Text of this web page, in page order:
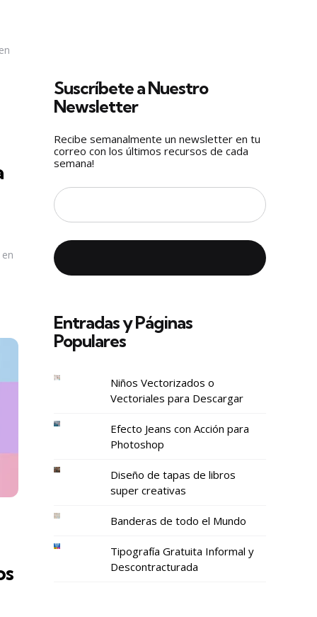
Suscríbete a Nuestro
Newsletter
Recibe semanalmente un newsletter en tu
correo con los últimos recursos de cada
semana!
Entradas y Páginas
Populares
Niños Vectorizados o
Vectoriales para Descargar
Efecto Jeans con Acción para
Photoshop
Diseño de tapas de libros
super creativas
Banderas de todo el Mundo
Tipografía Gratuita Informal y
Descontracturada